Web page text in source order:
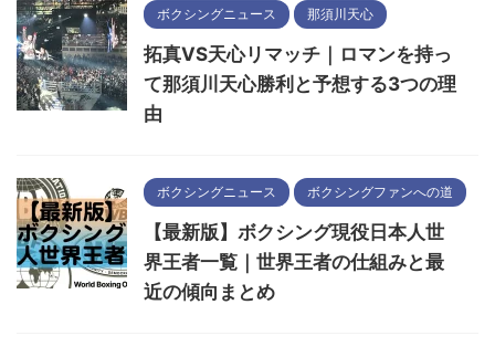
ボクシングニュース 那須川天心
拓真VS天心リマッチ｜ロマンを持っ
て那須川天心勝利と予想する3つの理
由
ボクシングニュース ボクシングファンへの道
【最新版】ボクシング現役日本人世
界王者一覧｜世界王者の仕組みと最
近の傾向まとめ